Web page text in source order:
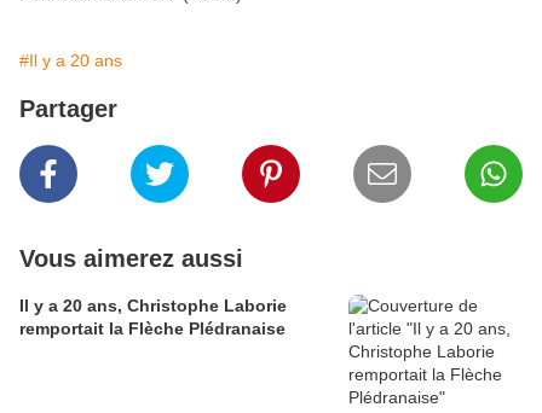
#Il y a 20 ans
Partager
Vous aimerez aussi
Il y a 20 ans, Christophe Laborie
remportait la Flèche Plédranaise